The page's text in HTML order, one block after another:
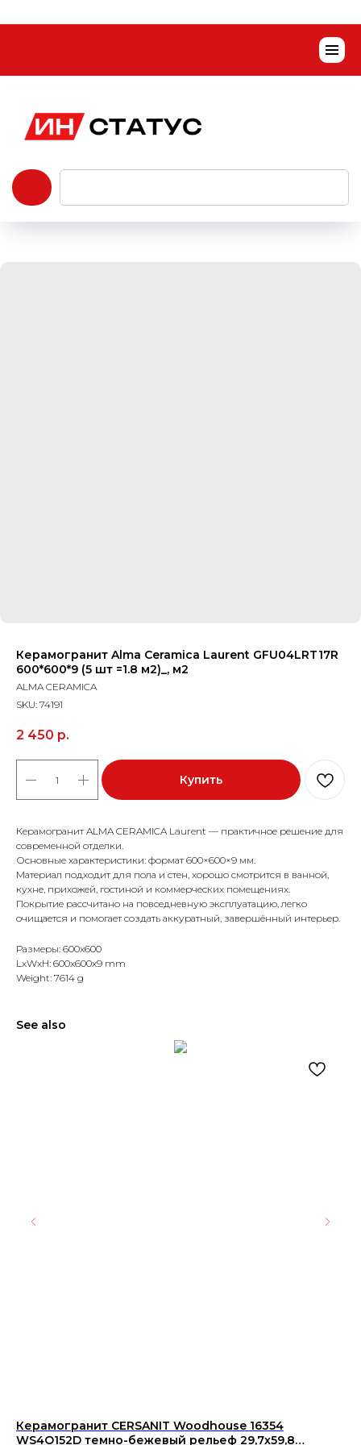
Керамогранит Alma Ceramica Laurent GFU04LRT17R
600*600*9 (5 шт =1.8 м2)_, м2
ALMA CERAMICA
SKU: 74191
2 450 р.
Купить
Керамогранит ALMA CERAMICA Laurent — практичное решение для
современной отделки.
Основные характеристики: формат 600×600×9 мм.
Материал подходит для пола и стен, хорошо смотрится в ванной,
кухне, прихожей, гостиной и коммерческих помещениях.
Покрытие рассчитано на повседневную эксплуатацию, легко
очищается и помогает создать аккуратный, завершённый интерьер.
Размеры: 600x600
LxWxH: 600x600x9 mm
Weight: 7614 g
See also
Керамогранит CERSANIT Woodhouse 16354
WS4O152D темно-бежевый рельеф 29,7х59,8